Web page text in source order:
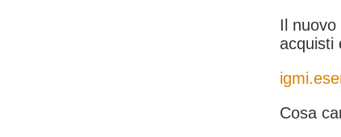
Il
acquisti
Cosa